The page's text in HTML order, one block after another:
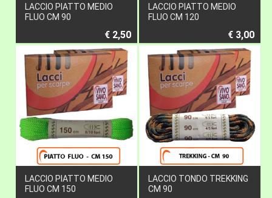
LACCIO PIATTO MEDIO
FLUO CM 90
€ 2,50
LACCIO PIATTO MEDIO
FLUO CM 120
€ 3,00
LACCIO PIATTO MEDIO
FLUO CM 150
LACCIO TONDO TREKKING
CM 90